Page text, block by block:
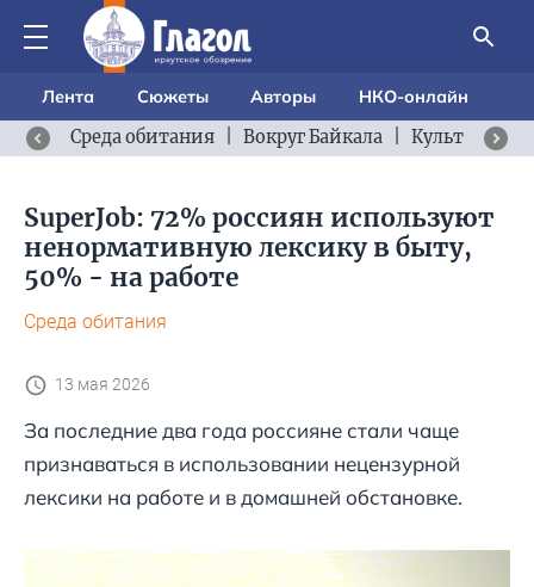
Лента Сюжеты Авторы
НКО-онлайн
Среда обитания
Вокруг Байкала Культурный
SuperJob: 72% россиян используют
ненормативную лексику в быту,
50% - на работе
Среда обитания
13 мая 2026
За последние два года россияне стали чаще
признаваться в использовании нецензурной
лексики на работе и в домашней обстановке.